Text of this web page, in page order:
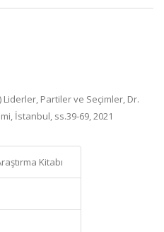
Partiler ve Seçimler, Dr.
İstanbul, ss.39-69, 2021
Kitabı